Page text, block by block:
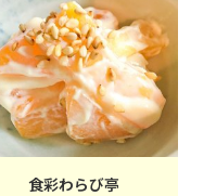
食彩わらび亭